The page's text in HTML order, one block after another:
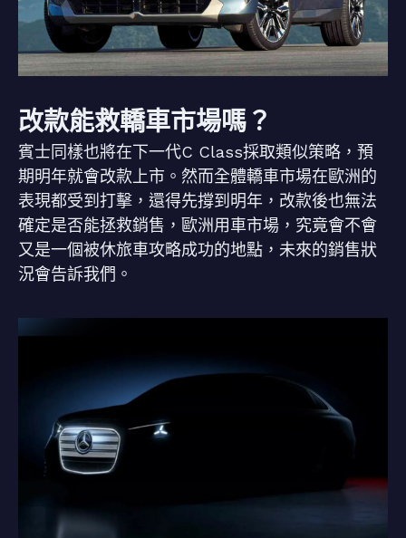
改款能救轎車市場嗎？
賓士同樣也將在下一代C Class採取類似策略，預
期明年就會改款上市。然而全體轎車市場在歐洲的
表現都受到打擊，還得先撐到明年，改款後也無法
確定是否能拯救銷售，歐洲用車市場，究竟會不會
又是一個被休旅車攻略成功的地點，未來的銷售狀
況會告訴我們。